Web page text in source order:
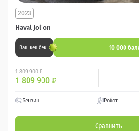
Haval Jolion
2023
Ваш кешбек 10 000
1 809 900 ₽
1 809 900 ₽
Бензин Робот
Сравнить